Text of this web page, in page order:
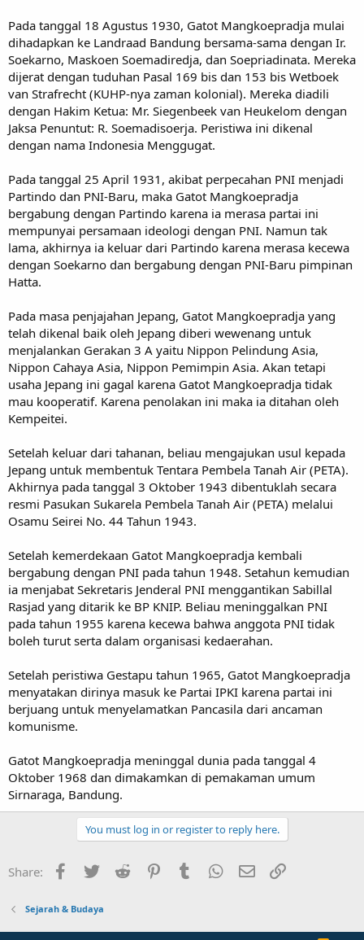
Pada tanggal 18 Agustus 1930, Gatot Mangkoepradja mulai
dihadapkan ke Landraad Bandung bersama-sama dengan Ir.
Soekarno, Maskoen Soemadiredja, dan Soepriadinata. Mereka
dijerat dengan tuduhan Pasal 169 bis dan 153 bis Wetboek
van Strafrecht (KUHP-nya zaman kolonial). Mereka diadili
dengan Hakim Ketua: Mr. Siegenbeek van Heukelom dengan
Jaksa Penuntut: R. Soemadisoerja. Peristiwa ini dikenal
dengan nama Indonesia Menggugat.
Pada tanggal 25 April 1931, akibat perpecahan PNI menjadi
Partindo dan PNI-Baru, maka Gatot Mangkoepradja
bergabung dengan Partindo karena ia merasa partai ini
mempunyai persamaan ideologi dengan PNI. Namun tak
lama, akhirnya ia keluar dari Partindo karena merasa kecewa
dengan Soekarno dan bergabung dengan PNI-Baru pimpinan
Hatta.
Pada masa penjajahan Jepang, Gatot Mangkoepradja yang
telah dikenal baik oleh Jepang diberi wewenang untuk
menjalankan Gerakan 3 A yaitu Nippon Pelindung Asia,
Nippon Cahaya Asia, Nippon Pemimpin Asia. Akan tetapi
usaha Jepang ini gagal karena Gatot Mangkoepradja tidak
mau kooperatif. Karena penolakan ini maka ia ditahan oleh
Kempeitei.
Setelah keluar dari tahanan, beliau mengajukan usul kepada
Jepang untuk membentuk Tentara Pembela Tanah Air (PETA).
Akhirnya pada tanggal 3 Oktober 1943 dibentuklah secara
resmi Pasukan Sukarela Pembela Tanah Air (PETA) melalui
Osamu Seirei No. 44 Tahun 1943.
Setelah kemerdekaan Gatot Mangkoepradja kembali
bergabung dengan PNI pada tahun 1948. Setahun kemudian
ia menjabat Sekretaris Jenderal PNI menggantikan Sabillal
Rasjad yang ditarik ke BP KNIP. Beliau meninggalkan PNI
pada tahun 1955 karena kecewa bahwa anggota PNI tidak
boleh turut serta dalam organisasi kedaerahan.
Setelah peristiwa Gestapu tahun 1965, Gatot Mangkoepradja
menyatakan dirinya masuk ke Partai IPKI karena partai ini
berjuang untuk menyelamatkan Pancasila dari ancaman
komunisme.
Gatot Mangkoepradja meninggal dunia pada tanggal 4
Oktober 1968 dan dimakamkan di pemakaman umum
Sirnaraga, Bandung.
You must log in or register to reply here.
Share: Facebook
Twitter Reddit PinterestTumblr WhatsApp
Email
Sejarah & Budaya